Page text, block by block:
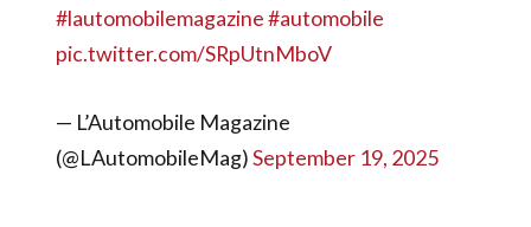
#lautomobilemagazine#automobile
pic.twitter.com/SRpUtnMboV
— L’Automobile Magazine
(@LAutomobileMag)September 19, 2025